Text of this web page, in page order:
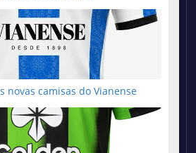
novas camisas do Vianense